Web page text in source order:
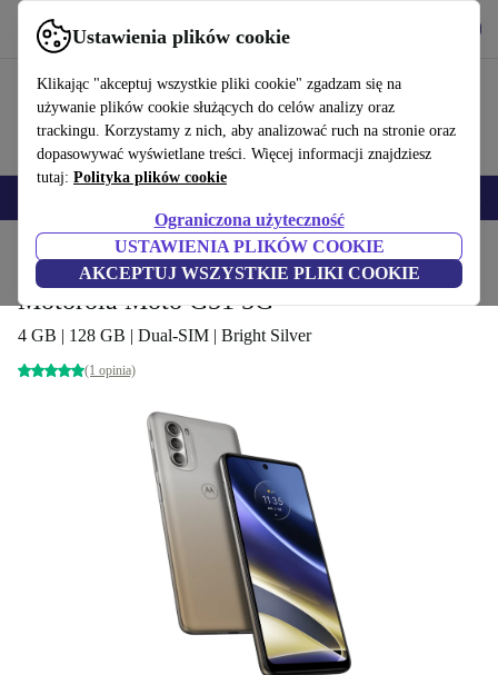
Ustawienia plików cookie
Klikając "akceptuj wszystkie pliki cookie" zgadzam się na
używanie plików cookie służących do celów analizy oraz
trackingu. Korzystamy z nich, aby analizować ruch na stronie oraz
dopasowywać wyświetlane treści. Więcej informacji znajdziesz
tutaj: Polityka plików cookie
Ograniczona użyteczność
USTAWIENIA PLIKÓW COOKIE
AKCEPTUJ WSZYSTKIE PLIKI COOKIE
Korzystaj z refurbed szybko i łatwo
Produkty Telefony i smartfony Telefony Motorola
Motorola Moto G51 5G
4 GB | 128 GB | Dual-SIM | Bright Silver
(1 opinia)